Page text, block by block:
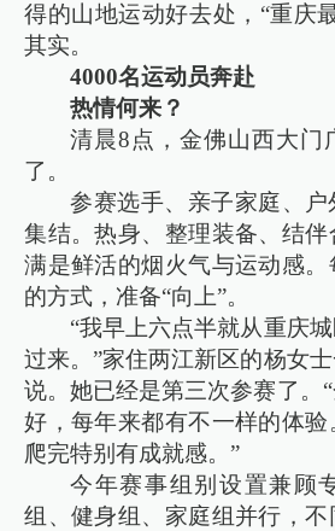
得的山地运动好去处，“重庆
其实。
4000名运动员奔赴
热情何来？
清晨8点，金佛山西大门
了。
参赛选手、亲子家庭、
集结。热身、整理装备、结伴
满是鲜活的烟火气与运动感
的方式，准备“向上”。
“我早上六点半就从重庆
过来。”家住两江新区的杨女
说。她已经是第三次参赛了。
好，每年来都有不一样的体
爬完特别有成就感。”
今年赛事组别设置兼顾
组、健身组、家庭组并行，